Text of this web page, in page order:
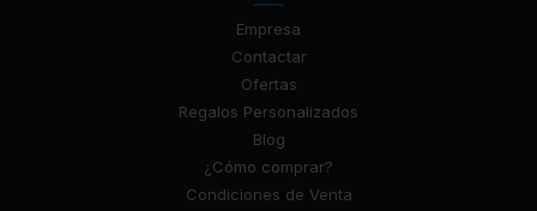
Empresa
Contactar
Ofertas
Regalos Personalizados
Blog
¿Cómo comprar?
Condiciones de Venta